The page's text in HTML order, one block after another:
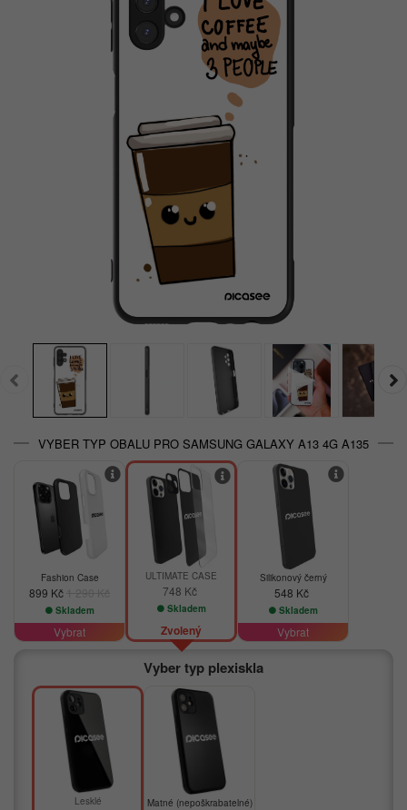
VYBER TYP OBALU PRO SAMSUNG GALAXY A13 4G A135
Fashion Case
899 Kč
Skladem
Vybrat
ULTIMATE CASE
748 Kč
Skladem
Zvolený
Silikonový černý
548 Kč
Skladem
Vybrat
Vyber typ plexiskla
Lesklé Matné (nepoškrabatelné)